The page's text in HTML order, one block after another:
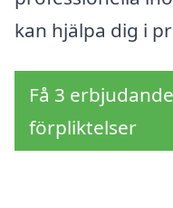
kan hjälpa dig i
Få 3
förpliktelser